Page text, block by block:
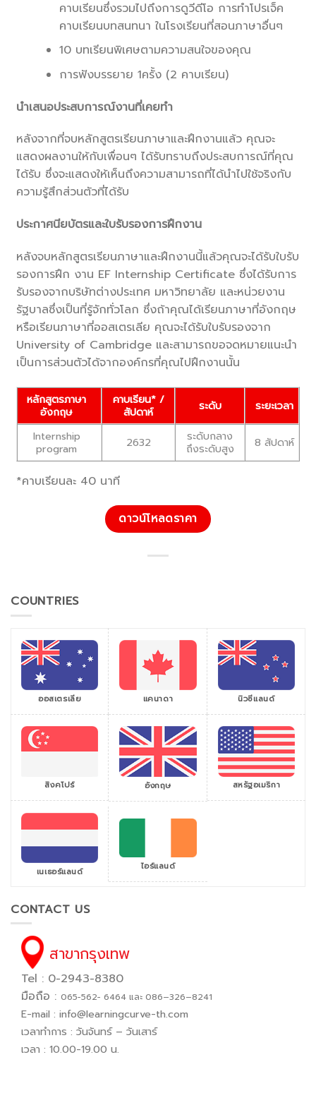
คาบเรียนซึ่งรวมไปถึงการดูวีดีโอ การทำโปรเจ็ค
คาบเรียนบทสนทนา ในโรงเรียนที่สอนภาษาอื่นๆ
10 บทเรียนพิเศษตามความสนใจของคุณ
การฟังบรรยาย 1ครั้ง (2 คาบเรียน)
นำเสนอประสบการณ์งานที่เคยทำ
หลังจากที่จบหลักสูตรเรียนภาษาและฝึกงานแล้ว คุณจะ
แสดงผลงานให้กับเพื่อนๆ ได้รับทราบถึงประสบการณ์ที่คุณ
ได้รับ ซึ่งจะแสดงให้เห็นถึงความสามารถที่ได้นำไปใช้จริงกับ
ความรู้สึกส่วนตัวที่ได้รับ
ประกาศนียบัตรและใบรับรองการฝึกงาน
หลังจบหลักสูตรเรียนภาษาและฝึกงานนี้แล้วคุณจะได้รับใบรับ
รองการฝึก งาน EF Internship Certificate ซึ่งได้รับการ
รับรองจากบริษัทต่างประเทศ มหาวิทยาลัย และหน่วยงาน
รัฐบาลซึ่งเป็นที่รู้จักทั่วโลก ซึ่งถ้าคุณได้เรียนภาษาที่อังกฤษ
หรือเรียนภาษาที่ออสเตรเลีย คุณจะได้รับใบรับรองจาก
University of Cambridge และสามารถขอจดหมายแนะนำ
เป็นการส่วนตัวได้จากองค์กรที่คุณไปฝึกงานนั้น
หลักสูตรภาษา
อังกฤษ
คาบเรียน* /
สัปดาห์
ระดับ
ระยะเวลา
Internship
program
2632
ระดับกลาง
ถึงระดับสูง
8 สัปดาห์
*คาบเรียนละ 40 นาที
ดาวน์โหลดราคา
COUNTRIES
ออสเตรเลีย แคนาดา นิวซีแลนด์
สิงคโปร์ อังกฤษ สหรัฐอเมริกา
เนเธอร์แลนด์ ไอร์แลนด์
CONTACT US
สาขากรุงเทพ
Tel : 0-2943-8380
มือถือ : 065−562− 6464 และ 086–326–8241
E-mail : info@learningcurve-th.com
เวลาทำการ : วันจันทร์ – วันเสาร์
เวลา : 10.00-19.00 น.